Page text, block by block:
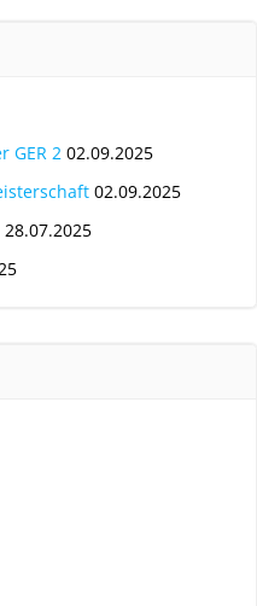
GER 2 02.09.2025
02.09.2025
28.07.2025